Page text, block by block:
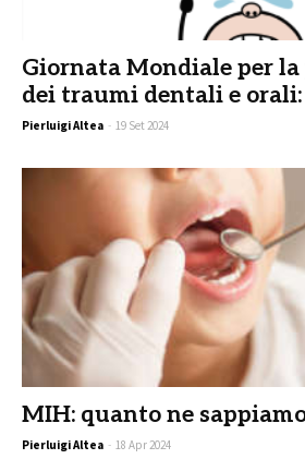
Giornata Mondiale per
dei traumi dentali e
Pierluigi Altea - 19 Set 2024
MIH: quanto ne
Pierluigi Altea - 18 Apr 2024